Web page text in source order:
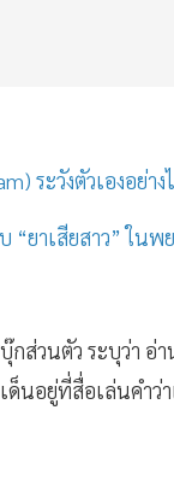
ระวังตัวเองอย่า
ยาเสียสาว” ในพ
ส่วนตัว ระบุว่า อ่า
นอยู่ที่สื่อเล่นคำว่